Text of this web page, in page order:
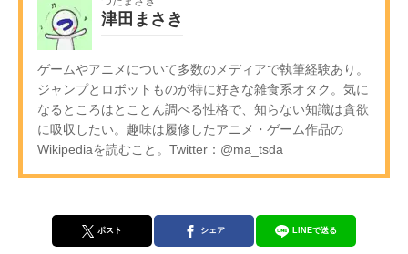
津田まさき
ゲームやアニメについて多数のメディアで執筆経験あり。
ジャンプとロボットものが特に好きな雑食系オタク。気に
なるところはとことん調べる性格で、知らない知識は貪欲
に吸収したい。趣味は履修したアニメ・ゲーム作品の
Wikipediaを読むこと。Twitter：@ma_tsda
ポスト シェア LINEで送る